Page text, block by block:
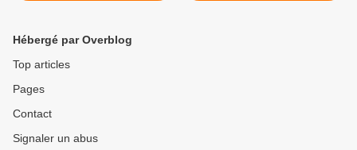
Hébergé par Overblog
Top articles
Pages
Contact
Signaler un abus